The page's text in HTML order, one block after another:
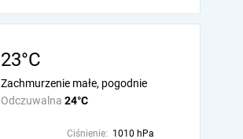
23°C
Odczuwalna 24°C
Zachmurzenie małe, pogodnie
Ciśnienie: 1010 hPa